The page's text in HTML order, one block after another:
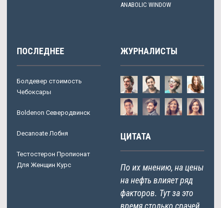
ANABOLIC WINDOW
ПОСЛЕДНЕЕ
Болдевер стоимость
Чебоксары
Boldenon Северодвинск
Decanoate Лобня
Тестостерон Пропионат
Для Женщин Курс
ЖУРНАЛИСТЫ
ЦИТАТА
По их мнению, на цены
на нефть влияет ряд
факторов. Тут за это
время столько срачей